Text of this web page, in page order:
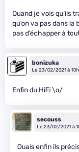
Quand je vois qu’ils
qu’on va pas dans la
pas d’échapper à
bonizuka
Le 23/02/2021 à
Enfin du HiFi \o/
secouss
Le 23/02/2021 à
Ouais enfin ils